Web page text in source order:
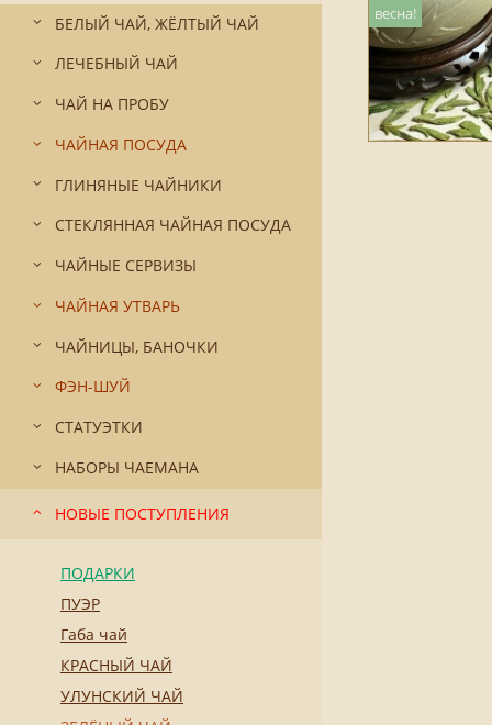
БЕЛЫЙ ЧАЙ, ЖЁЛТЫЙ ЧАЙ
ЛЕЧЕБНЫЙ ЧАЙ
ЧАЙ НА ПРОБУ
ЧАЙНАЯ ПОСУДА
ГЛИНЯНЫЕ ЧАЙНИКИ
СТЕКЛЯННАЯ ЧАЙНАЯ ПОСУДА
ЧАЙНЫЕ СЕРВИЗЫ
ЧАЙНАЯ УТВАРЬ
ЧАЙНИЦЫ, БАНОЧКИ
ФЭН-ШУЙ
СТАТУЭТКИ
НАБОРЫ ЧАЕМАНА
НОВЫЕ ПОСТУПЛЕНИЯ
ПОДАРКИ
ПУЭР
Габа чай
КРАСНЫЙ ЧАЙ
УЛУНСКИЙ ЧАЙ
весна!